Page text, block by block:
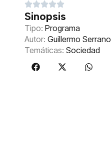
Sinopsis
Tipo:Programa
Autor:Guillermo Serrano
Temáticas:Sociedad